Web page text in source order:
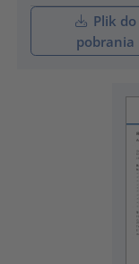
Plik do
pobrania